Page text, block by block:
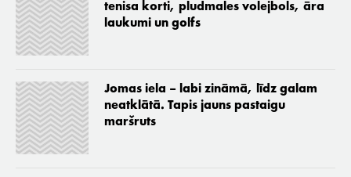
tenisa korti, pludmales volejbols, āra
laukumi un golfs
Jomas iela – labi zināmā, līdz galam
neatklātā. Tapis jauns pastaigu
maršruts